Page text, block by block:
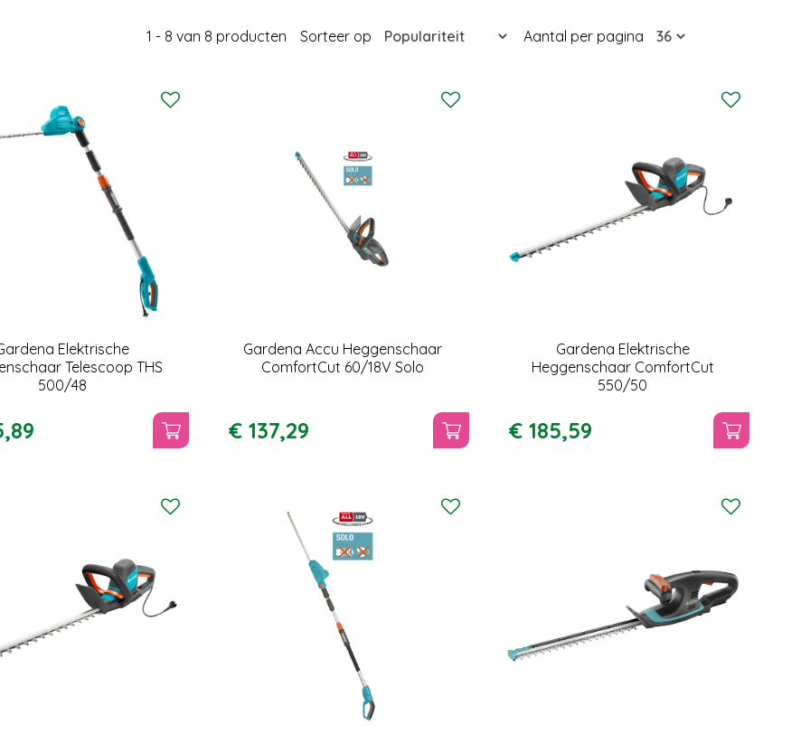
1 - 8 van 8 producten Aantal per pagina
Sorteer op
Elektrische
Telescoop THS
500/48
,89
Gardena Accu Heggenschaar
ComfortCut 60/18V Solo
€ 137,29
Gardena Elektrische
Heggenschaar ComfortCut
550/50
€ 185,59